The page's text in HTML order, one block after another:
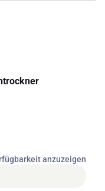
anzuzeigen